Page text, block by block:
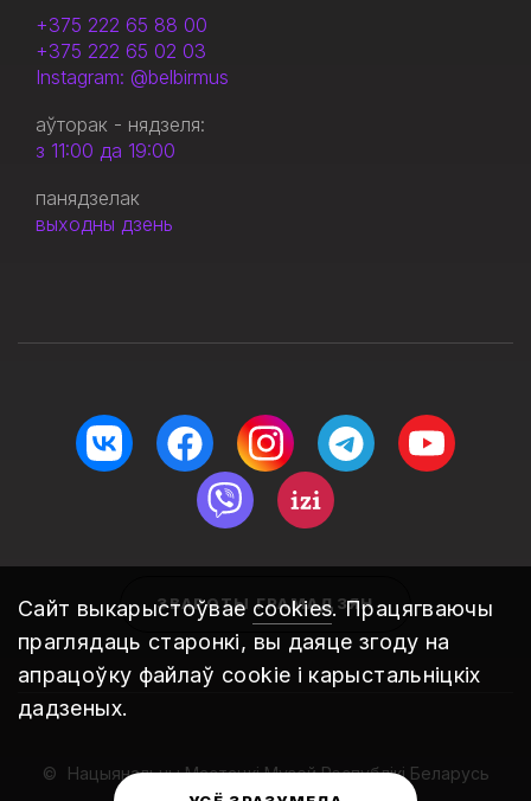
Сайт выкарыстоўвае cookies. Працягваючы
праглядаць старонкі, вы даяце згоду на
апрацоўку файлаў cookie і карыстальніцкіх
дадзеных.
+375 222 65 88 00
+375 222 65 02 03
Instagram: @belbirmus
аўторак - нядзеля:
з 11:00 да 19:00
панядзелак
выходны дзень
ЗВАРОТЫ ГРАМАДЗЯН
Нацыянальны Мастацкі Музей Рэспублікі Беларусь
2010 – 2026